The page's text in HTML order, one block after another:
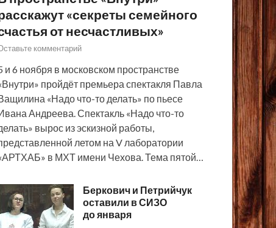
«секреты семейного
от несчастливых»
комментарий
и 6 ноября в московском пространстве
пройдёт премьера спектакля Павла
«Надо что-то делать» по пьесе
Андреева. Спектакль «Надо что-то
вырос из эскизной работы,
летом на V лаборатории
в МХТ имени Чехова. Тема пятой…
Беркович и Петрийчук
оставили в СИЗО
до января